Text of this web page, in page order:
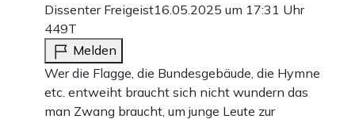
Dissenter Freigeist16.05.2025 um 17:31 Uhr
449T
Melden
Wer die Flagge, die Bundesgebäude, die Hymne
etc. entweiht braucht sich nicht wundern das
man Zwang braucht, um junge Leute zur